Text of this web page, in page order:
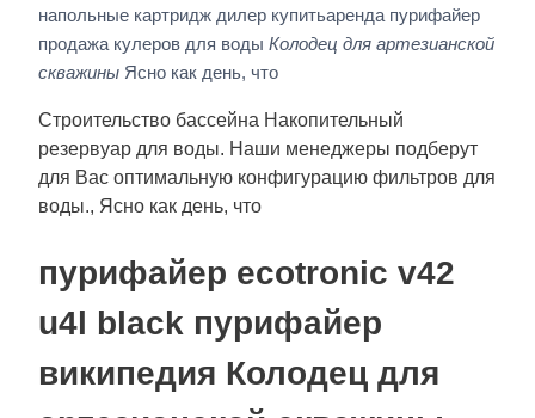
напольные картридж дилер купитьаренда пурифайер
продажа кулеров для воды Колодец для артезианской
скважины Ясно как день, что
Строительство бассейна Накопительный
резервуар для воды. Наши менеджеры подберут
для Вас оптимальную конфигурацию фильтров для
воды., Ясно как день, что
пурифайер ecotronic v42
u4l black пурифайер
википедия Колодец для